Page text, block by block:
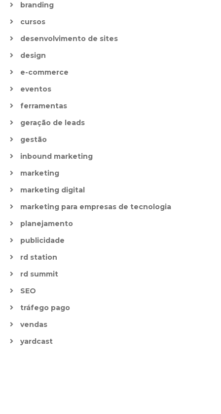
branding
cursos
desenvolvimento de sites
design
e-commerce
eventos
ferramentas
geração de leads
gestão
inbound marketing
marketing
marketing digital
marketing para empresas de tecnologia
planejamento
publicidade
rd station
rd summit
SEO
tráfego pago
vendas
yardcast